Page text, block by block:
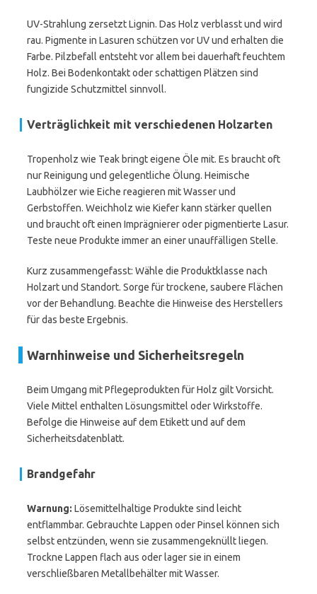
UV-Strahlung zersetzt Lignin. Das Holz verblasst und wird
rau. Pigmente in Lasuren schützen vor UV und erhalten die
Farbe. Pilzbefall entsteht vor allem bei dauerhaft feuchtem
Holz. Bei Bodenkontakt oder schattigen Plätzen sind
fungizide Schutzmittel sinnvoll.
Verträglichkeit mit verschiedenen Holzarten
Tropenholz wie Teak bringt eigene Öle mit. Es braucht oft
nur Reinigung und gelegentliche Ölung. Heimische
Laubhölzer wie Eiche reagieren mit Wasser und
Gerbstoffen. Weichholz wie Kiefer kann stärker quellen
und braucht oft einen Imprägnierer oder pigmentierte Lasur.
Teste neue Produkte immer an einer unauffälligen Stelle.
Kurz zusammengefasst: Wähle die Produktklasse nach
Holzart und Standort. Sorge für trockene, saubere Flächen
vor der Behandlung. Beachte die Hinweise des Herstellers
für das beste Ergebnis.
Warnhinweise und Sicherheitsregeln
Beim Umgang mit Pflegeprodukten für Holz gilt Vorsicht.
Viele Mittel enthalten Lösungsmittel oder Wirkstoffe.
Befolge die Hinweise auf dem Etikett und auf dem
Sicherheitsdatenblatt.
Brandgefahr
Warnung: Lösemittelhaltige Produkte sind leicht
entflammbar. Gebrauchte Lappen oder Pinsel können sich
selbst entzünden, wenn sie zusammengeknüllt liegen.
Trockne Lappen flach aus oder lager sie in einem
verschließbaren Metallbehälter mit Wasser.